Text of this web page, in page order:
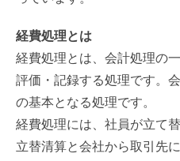
経費処理とは
経費処理とは、会計処理の
評価・記録する処理です。
の基本となる処理です。
経費処理には、社員が立て
立替清算と会社から取引先